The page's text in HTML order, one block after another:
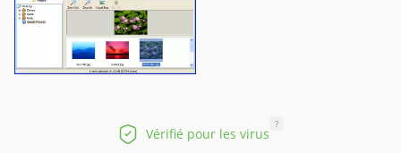
Vérifié pour les virus
?